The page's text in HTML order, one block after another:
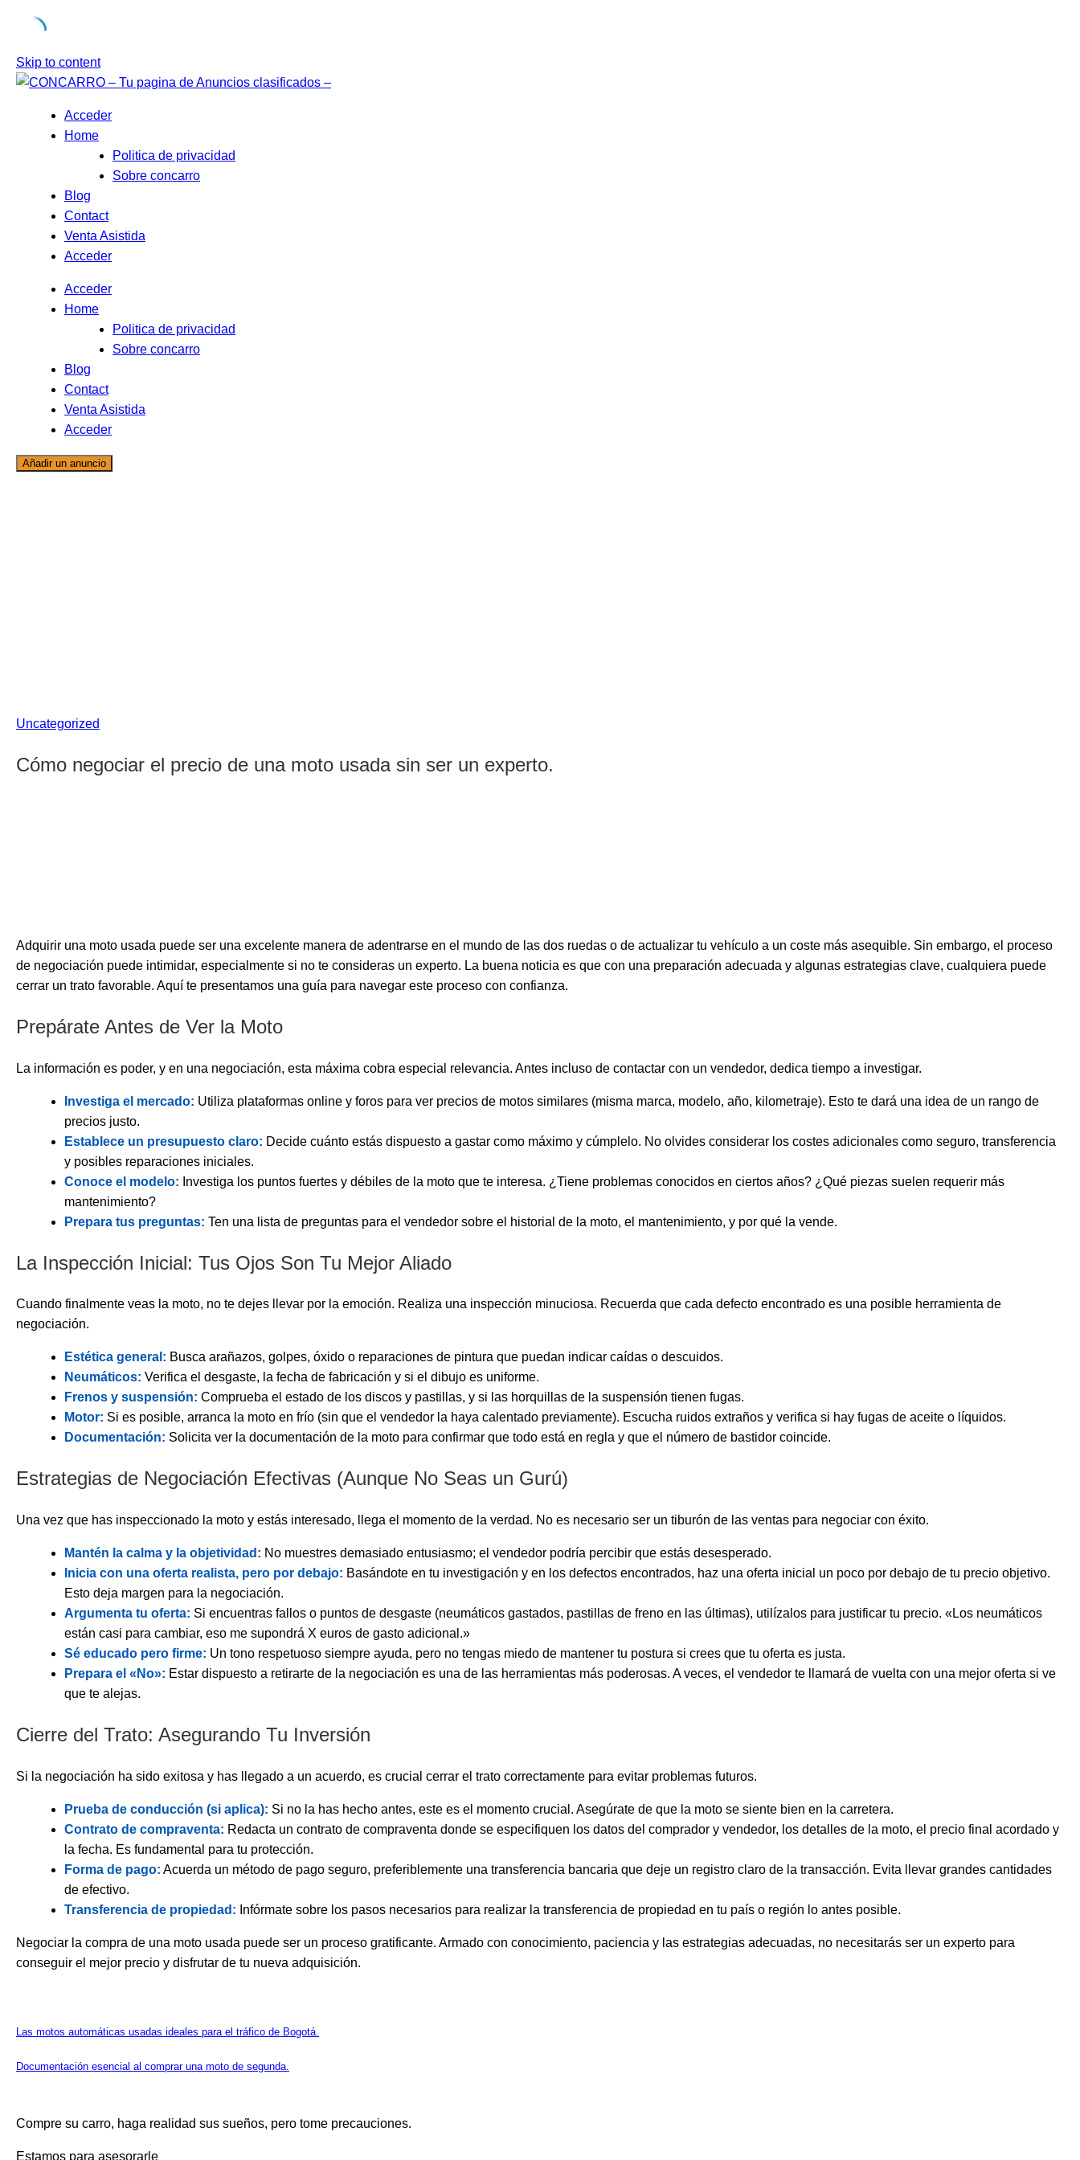
Skip to content
Acceder
Home
Politica de privacidad
Sobre concarro
Blog
Contact
Venta Asistida
Acceder
Acceder
Home
Politica de privacidad
Sobre concarro
Blog
Contact
Venta Asistida
Acceder
Añadir un anuncio
Uncategorized
Cómo negociar el precio de una moto usada sin ser un experto.
Adquirir una moto usada puede ser una excelente manera de adentrarse en el mundo de las dos ruedas o de actualizar tu vehículo a un coste más asequible. Sin embargo, el proceso
de negociación puede intimidar, especialmente si no te consideras un experto. La buena noticia es que con una preparación adecuada y algunas estrategias clave, cualquiera puede
cerrar un trato favorable. Aquí te presentamos una guía para navegar este proceso con confianza.
Prepárate Antes de Ver la Moto
La información es poder, y en una negociación, esta máxima cobra especial relevancia. Antes incluso de contactar con un vendedor, dedica tiempo a investigar.
Investiga el mercado: Utiliza plataformas online y foros para ver precios de motos similares (misma marca, modelo, año, kilometraje). Esto te dará una idea de un rango de
precios justo.
Establece un presupuesto claro: Decide cuánto estás dispuesto a gastar como máximo y cúmplelo. No olvides considerar los costes adicionales como seguro, transferencia
y posibles reparaciones iniciales.
Conoce el modelo: Investiga los puntos fuertes y débiles de la moto que te interesa. ¿Tiene problemas conocidos en ciertos años? ¿Qué piezas suelen requerir más
mantenimiento?
Prepara tus preguntas: Ten una lista de preguntas para el vendedor sobre el historial de la moto, el mantenimiento, y por qué la vende.
La Inspección Inicial: Tus Ojos Son Tu Mejor Aliado
Cuando finalmente veas la moto, no te dejes llevar por la emoción. Realiza una inspección minuciosa. Recuerda que cada defecto encontrado es una posible herramienta de
negociación.
Estética general: Busca arañazos, golpes, óxido o reparaciones de pintura que puedan indicar caídas o descuidos.
Neumáticos: Verifica el desgaste, la fecha de fabricación y si el dibujo es uniforme.
Frenos y suspensión: Comprueba el estado de los discos y pastillas, y si las horquillas de la suspensión tienen fugas.
Motor: Si es posible, arranca la moto en frío (sin que el vendedor la haya calentado previamente). Escucha ruidos extraños y verifica si hay fugas de aceite o líquidos.
Documentación: Solicita ver la documentación de la moto para confirmar que todo está en regla y que el número de bastidor coincide.
Estrategias de Negociación Efectivas (Aunque No Seas un Gurú)
Una vez que has inspeccionado la moto y estás interesado, llega el momento de la verdad. No es necesario ser un tiburón de las ventas para negociar con éxito.
Mantén la calma y la objetividad: No muestres demasiado entusiasmo; el vendedor podría percibir que estás desesperado.
Inicia con una oferta realista, pero por debajo: Basándote en tu investigación y en los defectos encontrados, haz una oferta inicial un poco por debajo de tu precio objetivo.
Esto deja margen para la negociación.
Argumenta tu oferta: Si encuentras fallos o puntos de desgaste (neumáticos gastados, pastillas de freno en las últimas), utilízalos para justificar tu precio. «Los neumáticos
están casi para cambiar, eso me supondrá X euros de gasto adicional.»
Sé educado pero firme: Un tono respetuoso siempre ayuda, pero no tengas miedo de mantener tu postura si crees que tu oferta es justa.
Prepara el «No»: Estar dispuesto a retirarte de la negociación es una de las herramientas más poderosas. A veces, el vendedor te llamará de vuelta con una mejor oferta si ve
que te alejas.
Cierre del Trato: Asegurando Tu Inversión
Si la negociación ha sido exitosa y has llegado a un acuerdo, es crucial cerrar el trato correctamente para evitar problemas futuros.
Prueba de conducción (si aplica): Si no la has hecho antes, este es el momento crucial. Asegúrate de que la moto se siente bien en la carretera.
Contrato de compraventa: Redacta un contrato de compraventa donde se especifiquen los datos del comprador y vendedor, los detalles de la moto, el precio final acordado y
la fecha. Es fundamental para tu protección.
Forma de pago: Acuerda un método de pago seguro, preferiblemente una transferencia bancaria que deje un registro claro de la transacción. Evita llevar grandes cantidades
de efectivo.
Transferencia de propiedad: Infórmate sobre los pasos necesarios para realizar la transferencia de propiedad en tu país o región lo antes posible.
Negociar la compra de una moto usada puede ser un proceso gratificante. Armado con conocimiento, paciencia y las estrategias adecuadas, no necesitarás ser un experto para
conseguir el mejor precio y disfrutar de tu nueva adquisición.
Las motos automáticas usadas ideales para el tráfico de Bogotá.
Documentación esencial al comprar una moto de segunda.
Compre su carro, haga realidad sus sueños, pero tome precauciones.
Estamos para asesorarle